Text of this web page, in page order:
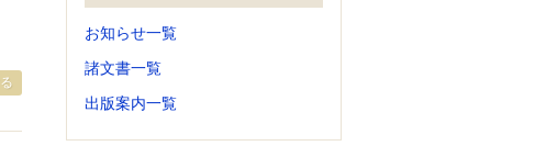
お知らせ一覧
諸文書一覧
出版案内一覧